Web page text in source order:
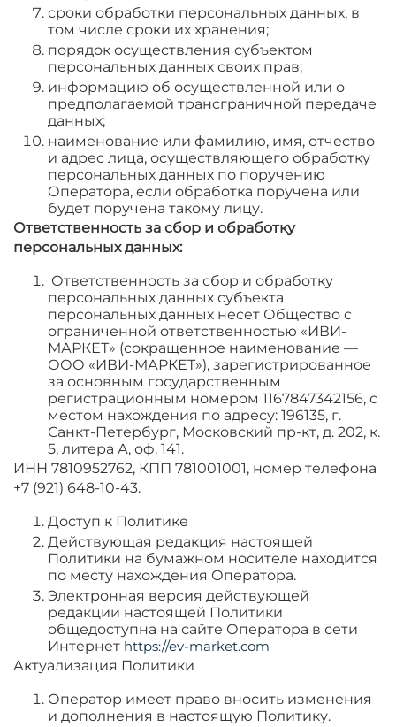
сроки обработки персональных данных, в
том числе сроки их хранения;
порядок осуществления субъектом
персональных данных своих прав;
информацию об осуществленной или о
предполагаемой трансграничной передаче
данных;
наименование или фамилию, имя, отчество
и адрес лица, осуществляющего обработку
персональных данных по поручению
Оператора, если обработка поручена или
будет поручена такому лицу.
Ответственность за сбор и обработку
персональных данных:
Ответственность за сбор и обработку
персональных данных субъекта
персональных данных несет Общество с
ограниченной ответственностью «ИВИ-
МАРКЕТ» (сокращенное наименование —
ООО «ИВИ-МАРКЕТ»), зарегистрированное
за основным государственным
регистрационным номером 1167847342156, с
местом нахождения по адресу: 196135, г.
Санкт-Петербург, Московский пр-кт, д. 202, к.
5, литера А, оф. 141.
ИНН 7810952762, КПП 781001001, номер телефона
+7 (921) 648-10-43.
Доступ к Политике
Действующая редакция настоящей
Политики на бумажном носителе находится
по месту нахождения Оператора.
Электронная версия действующей
редакции настоящей Политики
общедоступна на сайте Оператора в сети
Интернет https://ev-market.com
Актуализация Политики
Оператор имеет право вносить изменения
и дополнения в настоящую Политику.